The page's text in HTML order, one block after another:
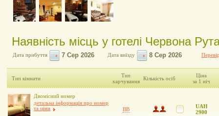
Наявність місць у готелі Червона
Дата прибуття Дата виїзду
Тип кімнати
Тип
харчування
Кількість осіб
Ціна
за 1 ніч
Двомісний номер
детальна інформація про номер
та ціни
BB
UAH
2900